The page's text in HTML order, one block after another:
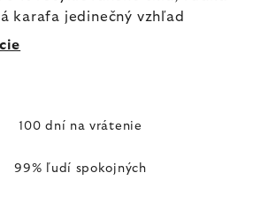
karafa jedinečný vzhľad
100 dní na vrátenie
99% ľudí spokojných